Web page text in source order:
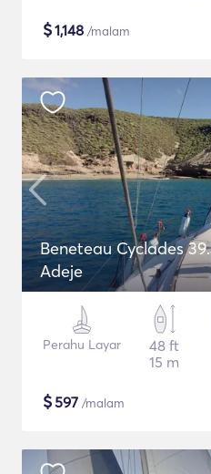
$1,148 /malam
Beneteau Cyclades
Adeje
Perahu Layar
48 ft
15 m
$597 /malam